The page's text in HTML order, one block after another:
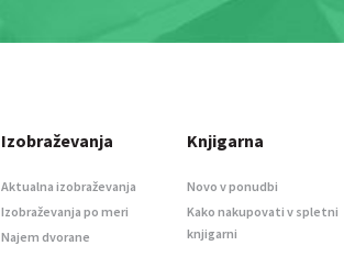
Izobraževanja
Aktualna izobraževanja
Izobraževanja po meri
Najem dvorane
Knjigarna
Novo v ponudbi
Kako nakupovati v spletni
knjigarni